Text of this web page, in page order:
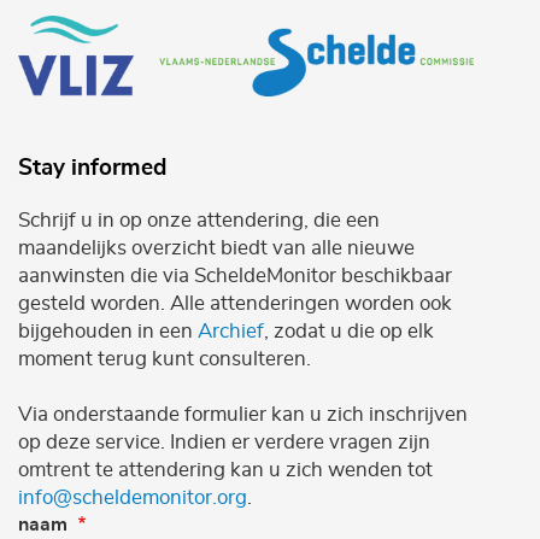
Stay informed
Schrijf u in op onze attendering, die een
maandelijks overzicht biedt van alle nieuwe
aanwinsten die via ScheldeMonitor beschikbaar
gesteld worden. Alle attenderingen worden ook
bijgehouden in een Archief , zodat u die op elk
moment terug kunt consulteren.
Via onderstaande formulier kan u zich inschrijven
op deze service. Indien er verdere vragen zijn
omtrent te attendering kan u zich wenden tot
info@scheldemonitor.org
naam